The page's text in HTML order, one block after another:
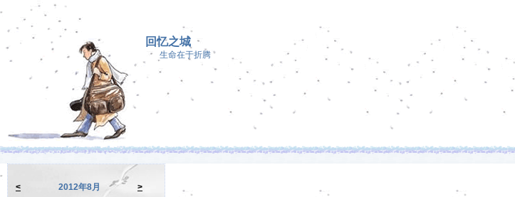
回忆之城
生命在于折腾
< 2012年8月
>